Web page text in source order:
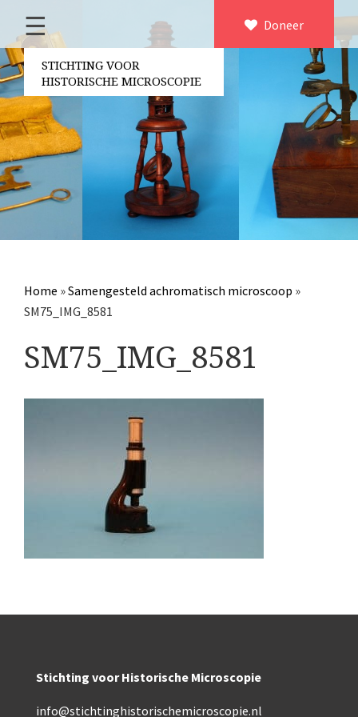
×
Home
Over ons
Contact
Bestuur
Vrijwilligers
Partners
Jaarverslagen
Microscopen
Overige optische instrumenten
Elektrische meetapparatuur
Boeken
Divers
Makers
Images
Culpeper (ca. 1735)
Cuff (ca. 1745)
volgens Culpeper (1750-1780)
Doneer
☰
STICHTING VOOR
HISTORISCHE MICROSCOPIE
Home »Samengesteld achromatisch microscoop »
SM75_IMG_8581
SM75_IMG_8581
Stichting voor Historische Microscopie
info@stichtinghistorischemicroscopie.nl